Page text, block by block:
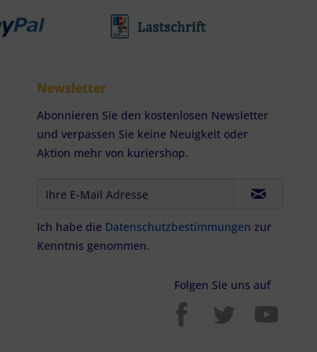
Newsletter
Abonnieren Sie den kostenlosen Newsletter
und verpassen Sie keine Neuigkeit oder
Aktion mehr von kuriershop.
Ich habe die Datenschutzbestimmungen zur
Kenntnis genommen.
Folgen Sie uns auf